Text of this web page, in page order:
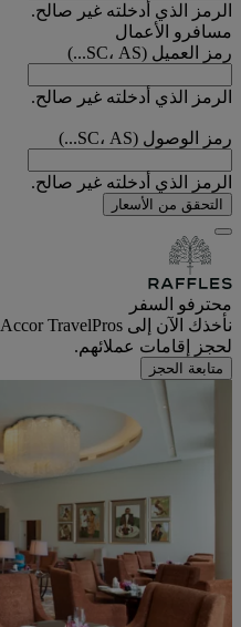
الرمز الذي أدخلته غير صالح.
مسافرو الأعمال
رمز العميل (SC، AS...)
الرمز الذي أدخلته غير صالح.
رمز الوصول (SC، AS...)
الرمز الذي أدخلته غير صالح.
التحقق من الأسعار
محترفو السفر
لحجز إقامات عملائهم.
متابعة الحجز